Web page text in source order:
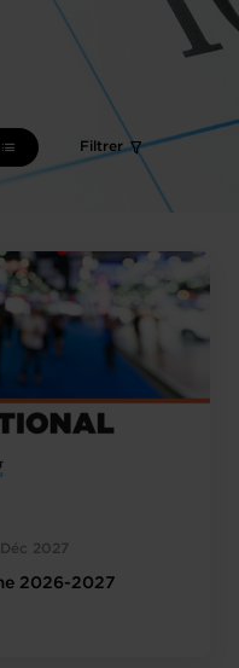
Filtrer
2027
2026-2027